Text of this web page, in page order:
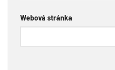
Webová stránka